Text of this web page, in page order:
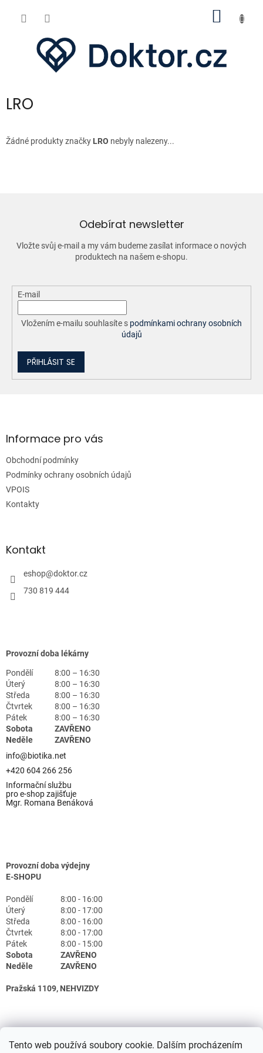
Tento web používá soubory cookie. Dalším procházením
LRO
Žádné produkty značky LRO nebyly nalezeny...
Odebírat newsletter
Vložte svůj e-mail a my vám budeme zasílat informace o nových
produktech na našem e-shopu.
E-mail
Vložením e-mailu souhlasíte s podmínkami ochrany osobních
údajů
PŘIHLÁSIT SE
aInformace pro vás
Obchodní podmínky
Podmínky ochrany osobních údajů
VPOIS
Kontakty
Kontakt
eshop@doktor.cz
730 819 444
Provozní doba lékárny
Pondělí
8:00 – 16:30
Úterý
8:00 – 16:30
Středa
8:00 – 16:30
Čtvrtek
8:00 – 16:30
Pátek
8:00 – 16:30
Sobota
ZAVŘENO
Neděle
ZAVŘENO
info@biotika.net
+420 604 266 256
Informační službu
pro e-shop zajišťuje
Mgr. Romana Benáková
Provozní doba výdejny
E-SHOPU
Pondělí
8:00 - 16:00
Úterý
8:00 - 17:00
Středa
8:00 - 16:00
Čtvrtek
8:00 - 17:00
Pátek
8:00 - 15:00
Sobota
ZAVŘENO
Neděle
ZAVŘENO
Pražská 1109, NEHVIZDY